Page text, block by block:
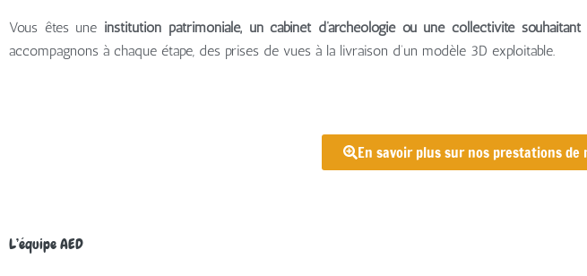
Vous êtes une institution patrimoniale, un cabinet d’archéologie ou une collectivité
accompagnons à chaque étape, des prises de vues à la livraison d’un modèle 3D exploitable.
En savoir plus sur nos prestations de
L’équipe AED